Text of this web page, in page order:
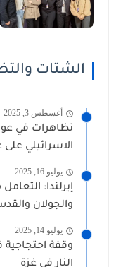
الشتات
أغسطس 3, 2025
تظاهرات في
الاسرائيلي على
يوليو 16, 2025
إيرلندا:
والجولان
يوليو 14, 2025
وقفة احتجاجية
النار في غزة